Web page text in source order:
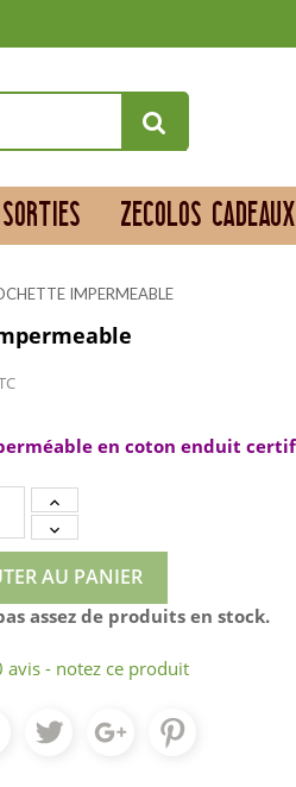
ZECOLOS CADEAUX
IMPERMEABLE
en coton enduit
AU PANIER
assez de produits en stock.
avis - notez ce produit